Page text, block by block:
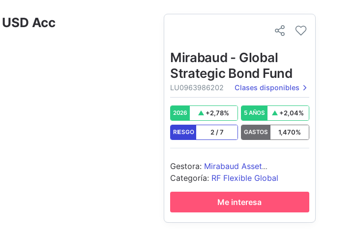
Acc
Mirabaud - Global
Strategic Bond Fund
LU0963986202 Clases disponibles
2026 +2,78% 5 AÑOS +2,04%
RIESGO 2/7 GASTOS 1,470%
Gestora: Mirabaud Asset
Management Ltd
Categoría: RF Flexible Global
Me interesa